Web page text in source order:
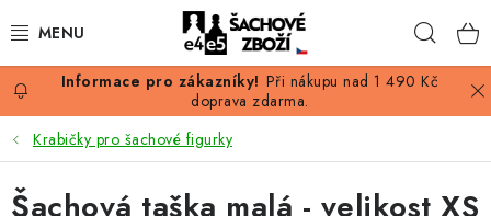
na
AKCE
ŠACHY
ŠACHOVÉ FIGURKY
Při nákupu nad 1 490 Kč
doprava zdarma.
Krabičky pro šachové figurky
Šachová taška malá - velikost XS